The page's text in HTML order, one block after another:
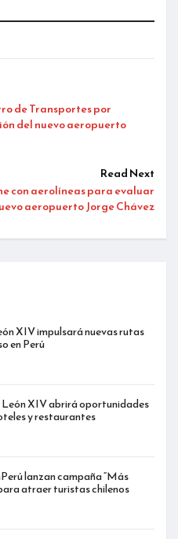
de Transportes por
del nuevo aeropuerto
Read Next
con aerolíneas para evaluar
aeropuerto Jorge Chávez
XIV impulsará nuevas rutas
en Perú
XIV abrirá oportunidades
y restaurantes
lanzan campaña “Más
atraer turistas chilenos